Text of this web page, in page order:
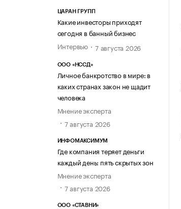
ЦАРАН ГРУПП
Какие инвесторы приходят
сегодня в банный бизнес
Интервью
7 августа 2026
ООО «НССД»
Личное банкротство в мире: в
каких странах закон не щадит
человека
Мнение эксперта
7 августа 2026
ИНФОМАКСИМУМ
Где компания теряет деньги
каждый день: пять скрытых зон
Мнение эксперта
7 августа 2026
ООО «СТАВНИ»